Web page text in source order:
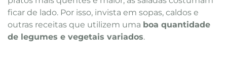
ficar de lado. Por isso, invista em sopas, caldos e
outras receitas que utilizem uma boa quantidade
de legumes e vegetais variados.